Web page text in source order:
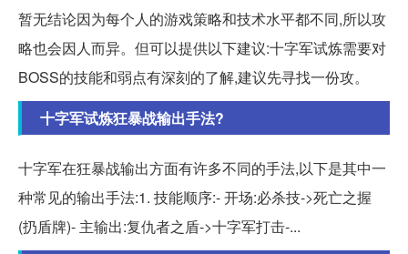
暂无结论因为每个人的游戏策略和技术水平都不同,所以攻
略也会因人而异。但可以提供以下建议:十字军试炼需要对
BOSS的技能和弱点有深刻的了解,建议先寻找一份攻。
十字军试炼狂暴战输出手法?
十字军在狂暴战输出方面有许多不同的手法,以下是其中一
种常见的输出手法:1. 技能顺序:- 开场:必杀技->死亡之握
(扔盾牌)- 主输出:复仇者之盾->十字军打击-...